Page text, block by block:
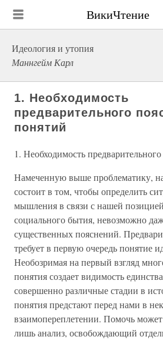
ВикиЧтение
Идеология и утопия
Маннгейм Карл
1. Необходимость
предварительного
понятий
1. Необходимость
Намеченную выше проблематику,
состоит в том, чтобы определить
мышления в связи с нашей
социального бытия, невозможно
существенных пояснений.
требует в первую очередь понятие
Необозримая на первый взгляд
понятия создает видимость
совершенно различные стадии в
понятия предстают перед нами в
взаимопереплетении. Помочь
лишь анализ, освобождающий